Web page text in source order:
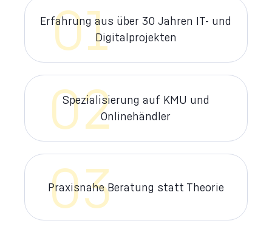
01
Erfahrung aus über 30 Jahren IT- und
Digitalprojekten
02
Spezialisierung auf KMU und
Onlinehändler
03
Praxisnahe Beratung statt Theorie